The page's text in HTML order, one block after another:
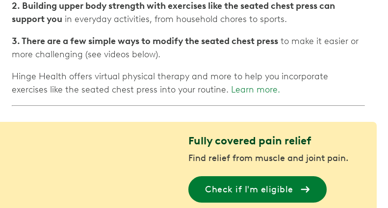
2. Building upper body strength with exercises like the seated chest press can
support you in everyday activities, from household chores to sports.
3. There are a few simple ways to modify the seated chest press to make it easier or
more challenging (see videos below).
Hinge Health offers virtual physical therapy and more to help you incorporate
exercises like the seated chest press into your routine. Learn more.
Fully covered pain relief
Find relief from muscle and joint pain.
Check if I'm eligible